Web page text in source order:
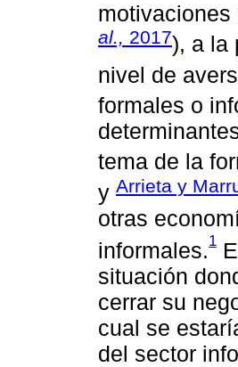
al., 2017), a la
nivel de
formales o
tema de la
y Arrieta y
otras
informales.1
situación
cerrar su
cual se
del sector